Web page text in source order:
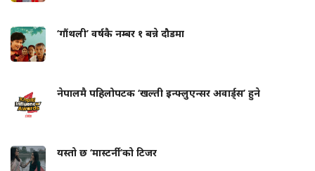
‘गौंथली’ वर्षकै नम्बर १ बन्ने दौडमा
नेपालमै पहिलोपटक ‘खल्ती इन्फ्लुएन्सर अवार्ड्स’ हुने
यस्तो छ ‘मास्टर्नी’को टिजर